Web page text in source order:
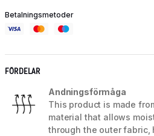
Betalningsmetoder
FÖRDELAR
Andningsförmåga
This product is made
material that allows
through the outer fabric,